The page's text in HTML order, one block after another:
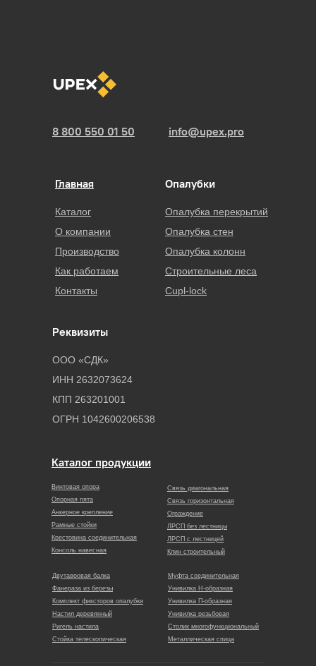
info@upex.pro
Каталог
О компании
Производство
Как работаем
Контакты
Винтовая опора
Опорная пята
Анкерное крепление
Рамные стойки
Крестовина соединительная
Консоль навесная
Муфта соединительная
Унивилка Н-образная
Унивилка П-образная
Унивилка резьбовая
Столик многофункциональный
Металлическая спица
Двутавровая балка
Фанераза из березы
Комплект фиксторов опалубки
Настил деревянный
Ригель настила
Стойка телескопическая
Связь диагональная
Связь горизонтальная
Ограждение
ЛРСП без лестницы
ЛРСП с лестницей
Клин строительный
Главная
Каталог продукции
Опалубка перекрытий
Опалубка стен
Опалубка колонн
Строительные леса
Cupl-lock
Опалубки
ООО «СДК»
ИНН 2632073624
КПП 263201001
ОГРН 1042600206538
Реквизиты
8 800 550 01 50